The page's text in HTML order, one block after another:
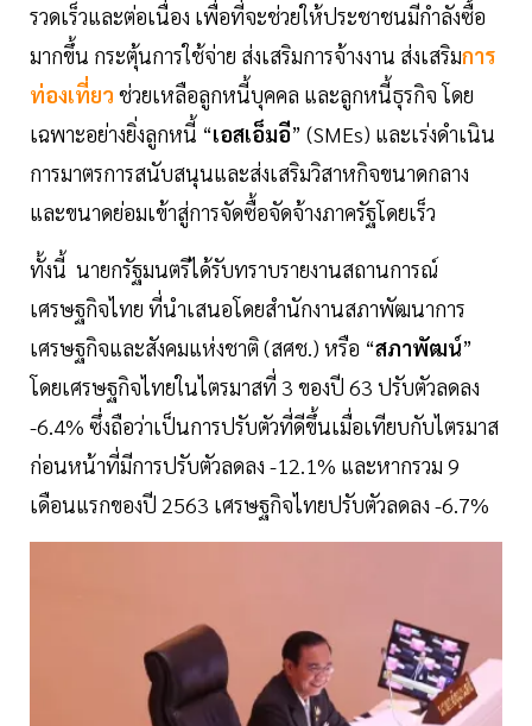
รวดเร็วและต่อเนื่อง เพื่อที่จะช่วยให้ประชาชนมีกำลังซื้อ
มากขึ้น กระตุ้นการใช้จ่าย ส่งเสริมการจ้างงาน ส่งเสริมการ
ท่องเที่ยว ช่วยเหลือลูกหนี้บุคคล และลูกหนี้ธุรกิจ โดย
เฉพาะอย่างยิ่งลูกหนี้ “เอสเอ็มอี” (SMEs) และเร่งดำเนิน
การมาตรการสนับสนุนและส่งเสริมวิสาหกิจขนาดกลาง
และขนาดย่อมเข้าสู่การจัดซื้อจัดจ้างภาครัฐโดยเร็ว
ทั้งนี้ นายกรัฐมนตรีได้รับทราบรายงานสถานการณ์
เศรษฐกิจไทย ที่นำเสนอโดยสำนักงานสภาพัฒนาการ
เศรษฐกิจและสังคมแห่งชาติ (สศช.) หรือ “สภาพัฒน์”
โดยเศรษฐกิจไทยในไตรมาสที่ 3 ของปี 63 ปรับตัวลดลง
-6.4% ซึ่งถือว่าเป็นการปรับตัวที่ดีขึ้นเมื่อเทียบกับไตรมาส
ก่อนหน้าที่มีการปรับตัวลดลง -12.1% และหากรวม 9
เดือนแรกของปี 2563 เศรษฐกิจไทยปรับตัวลดลง -6.7%